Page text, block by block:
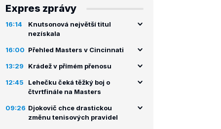
Expres zprávy
16:14
Knutsonová největší titul
nezískala
16:00 Přehled Masters v Cincinnati
13:29 Krádež v přímém přenosu
12:45
Lehečku čeká těžký boj o
čtvrtfinále na Masters
09:26 Djokovič chce drastickou
změnu tenisových pravidel